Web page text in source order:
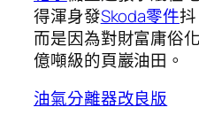
得渾身發Skoda零件
而是因為對財富庸俗
億噸級的頁巖油田。
油氣分離器改良版